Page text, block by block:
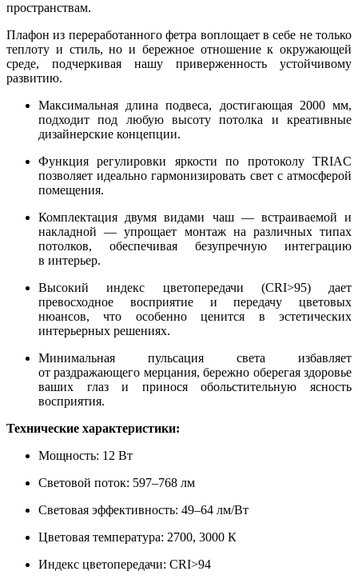
пространствам.
Плафон из переработанного фетра воплощает в себе не только
теплоту и стиль, но и бережное отношение к окружающей
среде, подчеркивая нашу приверженность устойчивому
развитию.
Максимальная длина подвеса, достигающая 2000 мм,
подходит под любую высоту потолка и креативные
дизайнерские концепции.
Функция регулировки яркости по протоколу TRIAC
позволяет идеально гармонизировать свет с атмосферой
помещения.
Комплектация двумя видами чаш — встраиваемой и
накладной — упрощает монтаж на различных типах
потолков, обеспечивая безупречную интеграцию
в интерьер.
Высокий индекс цветопередачи (CRI>95) дает
превосходное восприятие и передачу цветовых
нюансов, что особенно ценится в эстетических
интерьерных решениях.
Минимальная пульсация света избавляет
от раздражающего мерцания, бережно оберегая здоровье
ваших глаз и принося обольстительную ясность
восприятия.
Технические характеристики:
Мощность: 12 Вт
Световой поток: 597–768 лм
Световая эффективность: 49–64 лм/Вт
Цветовая температура: 2700, 3000 К
Индекс цветопередачи: CRI>94